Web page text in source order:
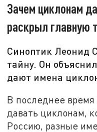
Зачем циклонам
раскрыл главную
Синоптик Леонид
тайну. Он
дают имена
В последнее время
давать циклонам,
Россию, разные